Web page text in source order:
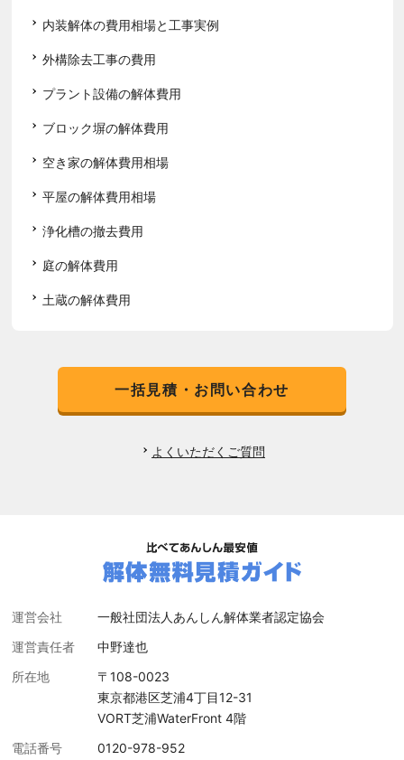
内装解体の費用相場と工事実例
外構除去工事の費用
プラント設備の解体費用
ブロック塀の解体費用
空き家の解体費用相場
平屋の解体費用相場
浄化槽の撤去費用
庭の解体費用
土蔵の解体費用
一括見積・お問い合わせ
よくいただくご質問
運営会社
一般社団法人あんしん解体業者認定協会
運営責任者
中野達也
所在地
〒108-0023
東京都港区芝浦4丁目12-31
VORT芝浦WaterFront 4階
電話番号
0120-978-952